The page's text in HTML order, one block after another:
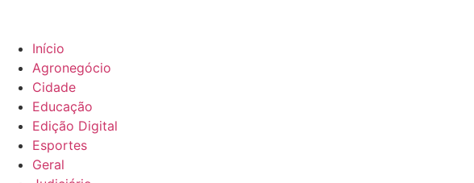
Início
Agronegócio
Cidade
Educação
Edição Digital
Esportes
Geral